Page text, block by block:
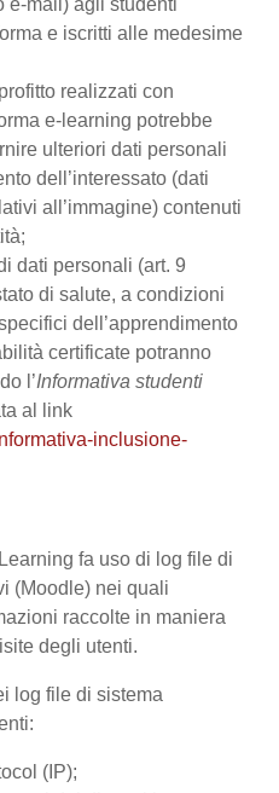
e-mail) agli studenti
e iscritti alle medesime
realizzati con
e-learning potrebbe
ulteriori dati personali
dell’interessato (dati
all’immagine) contenuti
dati personali (art. 9
di salute, a condizioni
dell’apprendimento
certificate potranno
l’Informativa studenti
al link
inclusione-
fa uso di log file di
(Moodle) nei quali
raccolte in maniera
degli utenti.
log file di sistema
(IP);